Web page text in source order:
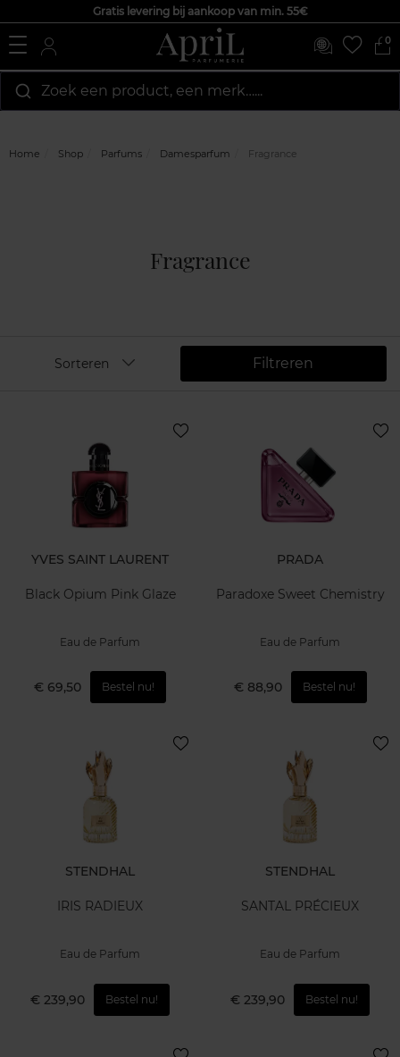
Gratis levering bij aankoop van min. 55€
0
Zoek een product, een merk…...
Home Shop Parfums Damesparfum Fragrance
Fragrance
Filtreren
Sorteren
YVES SAINT LAURENT
Black Opium Pink Glaze
Eau de Parfum
€ 69,50 Bestel nu!
PRADA
Paradoxe Sweet Chemistry
Eau de Parfum
€ 88,90 Bestel nu!
STENDHAL
IRIS RADIEUX
Eau de Parfum
€ 239,90 Bestel nu!
STENDHAL
SANTAL PRÉCIEUX
Eau de Parfum
€ 239,90 Bestel nu!